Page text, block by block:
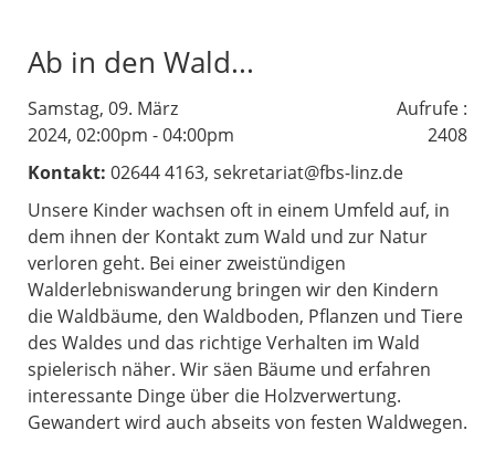
Ab in den Wald...
Samstag, 09. März
2024, 02:00pm - 04:00pm
Aufrufe :
2408
Kontakt: 02644 4163, sekretariat@fbs-linz.de
Unsere Kinder wachsen oft in einem Umfeld auf, in
dem ihnen der Kontakt zum Wald und zur Natur
verloren geht. Bei einer zweistündigen
Walderlebniswanderung bringen wir den Kindern
die Waldbäume, den Waldboden, Pflanzen und Tiere
des Waldes und das richtige Verhalten im Wald
spielerisch näher. Wir säen Bäume und erfahren
interessante Dinge über die Holzverwertung.
Gewandert wird auch abseits von festen Waldwegen.